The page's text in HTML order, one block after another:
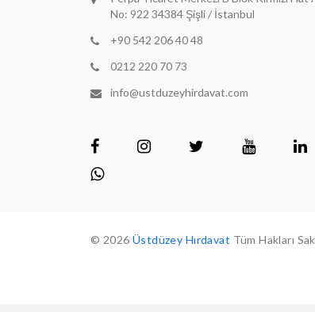
No: 922 34384 Şişli / İstanbul
+90 542 206 40 48
0212 220 70 73
info@ustduzeyhirdavat.com
© 2026 Üstdüzey Hırdavat Tüm Hakları